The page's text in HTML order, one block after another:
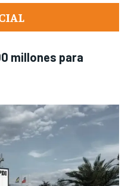
millones para